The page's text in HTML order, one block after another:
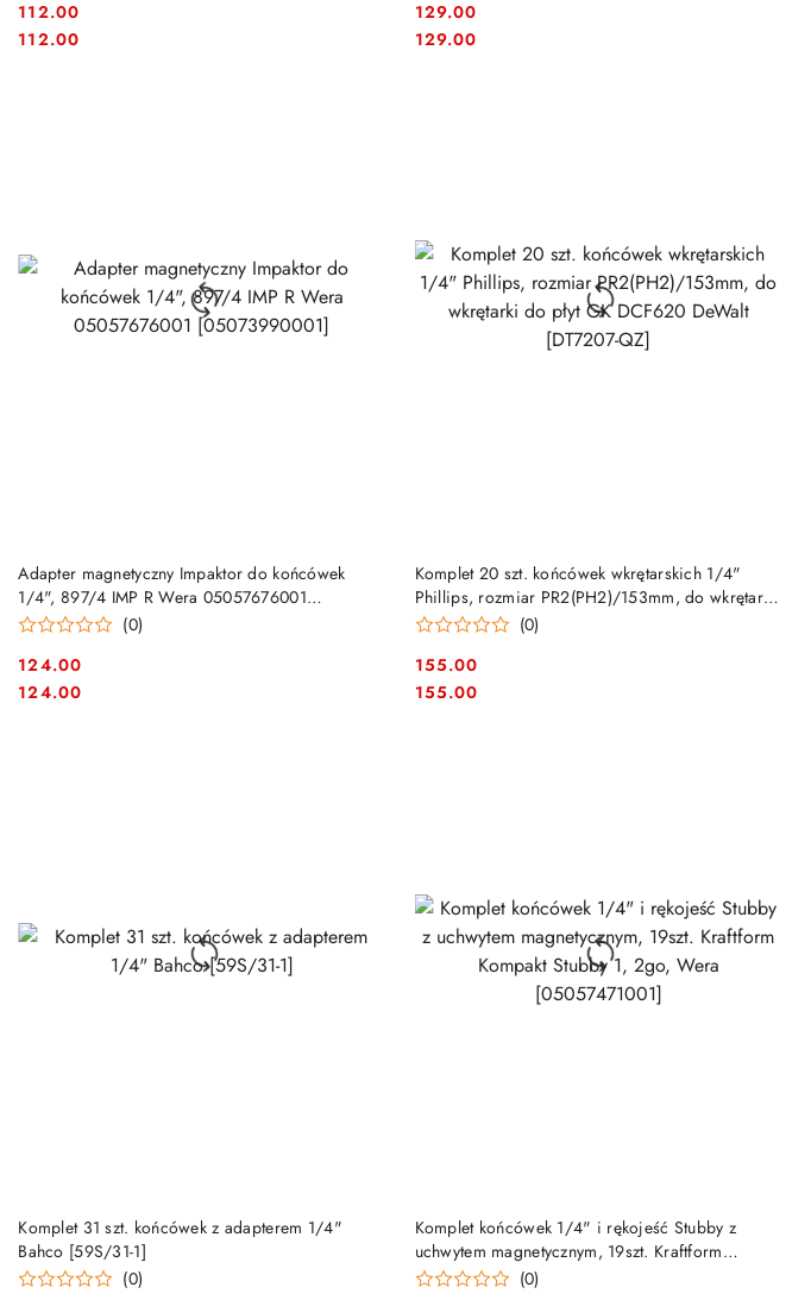
Cena:
112.00
Cena:
112.00 Cena:
129.00
Cena:
129.00
Adapter magnetyczny Impaktor do końcówek
1/4", 897/4 IMP R Wera 05057676001
[05073990001](0)
Cena:
124.00
Cena:
124.00
DO KOSZYKA
Komplet 20 szt. końcówek wkrętarskich 1/4"
Phillips, rozmiar PR2(PH2)/153mm, do wkrętarki
do płyt GK DCF620 DeWalt [DT7207-QZ]
(0)
Cena:
155.00
Cena:
155.00
DO KOSZYKA
Komplet 31 szt. końcówek z adapterem 1/4"
Bahco [59S/31-1]
(0)
DO KOSZYKA
Komplet końcówek 1/4" i rękojeść Stubby z
uchwytem magnetycznym, 19szt. Kraftform
Kompakt Stubby 1, 2go, Wera [05057471001]
(0)
DO KOSZYKA